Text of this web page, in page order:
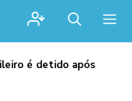
é detido após